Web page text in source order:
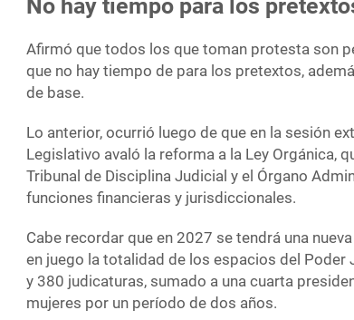
No hay tiempo para los
Afirmó que todos los que toman protesta son
que no hay tiempo de para los pretextos,
de base.
Lo anterior, ocurrió luego de que en la sesión
Legislativo avaló la reforma a la Ley Orgánica,
Tribunal de Disciplina Judicial y el Órgano
funciones financieras y jurisdiccionales.
Cabe recordar que en 2027 se tendrá una
en juego la totalidad de los espacios del
y 380 judicaturas, sumado a una cuarta
mujeres por un período de dos años.